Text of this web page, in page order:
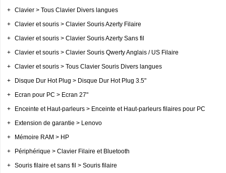
+ Clavier > Tous Clavier Divers langues
+ Clavier et souris > Clavier Souris Azerty Filaire
+ Clavier et souris > Clavier Souris Azerty Sans fil
+ Clavier et souris > Clavier Souris Qwerty Anglais / US Filaire
+ Clavier et souris > Tous Clavier Souris Divers langues
+
Disque Dur Hot Plug > Disque Dur Hot Plug 3.5"
+
Ecran pour PC > Ecran 27"
+
Enceinte et Haut-parleurs > Enceinte et Haut-parleurs filaires pour PC
+
Extension de garantie > Lenovo
+
Mémoire RAM > HP
+
Périphérique > Clavier Filaire et Bluetooth
+ Souris filaire et sans fil > Souris filaire